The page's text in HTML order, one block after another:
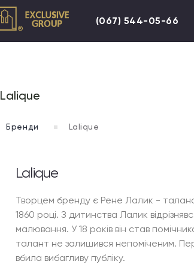
(067) 544-05-66
Lalique
Бренди Lalique
Lalique
Творцем бренду є Рене Лалик -
1860 році. З дитинства Лалик
малювання. У 18 років він став
талант не залишився непоміченим.
вбила вибагливу публіку.